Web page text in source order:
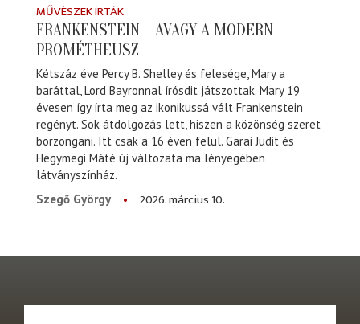
MŰVÉSZEK ÍRTÁK
FRANKENSTEIN – AVAGY A MODERN
PROMÉTHEUSZ
Kétszáz éve Percy B. Shelley és felesége, Mary a
baráttal, Lord Bayronnal írósdit játszottak. Mary 19
évesen így írta meg az ikonikussá vált Frankenstein
regényt. Sok átdolgozás lett, hiszen a közönség szeret
borzongani. Itt csak a 16 éven felül. Garai Judit és
Hegymegi Máté új változata ma lényegében
látványszínház.
Szegő György
2026. március 10.